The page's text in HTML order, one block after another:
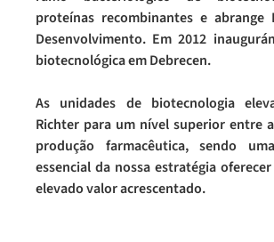
proteínas recombinantes e abrange
Desenvolvimento. Em 2012
biotecnológica em Debrecen.
As unidades de biotecnologia
Richter para um nível superior entre
produção farmacêutica, sendo
essencial da nossa estratégia
elevado valor acrescentado.